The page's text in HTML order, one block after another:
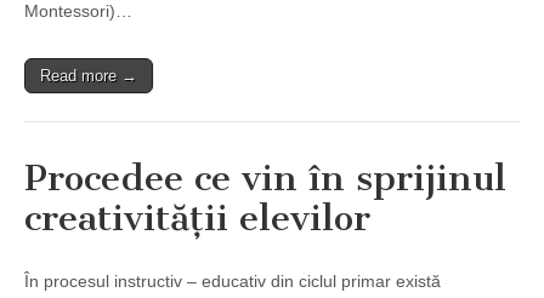
Montessori)…
Read more →
Procedee ce vin în sprijinul
creativităţii elevilor
În procesul instructiv – educativ din ciclul primar există